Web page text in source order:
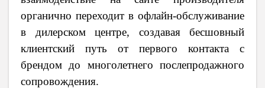
органично переходит в офлайн-обслуживание
в дилерском центре, создавая бесшовный
клиентский путь от первого контакта с
брендом до многолетнего послепродажного
сопровождения.